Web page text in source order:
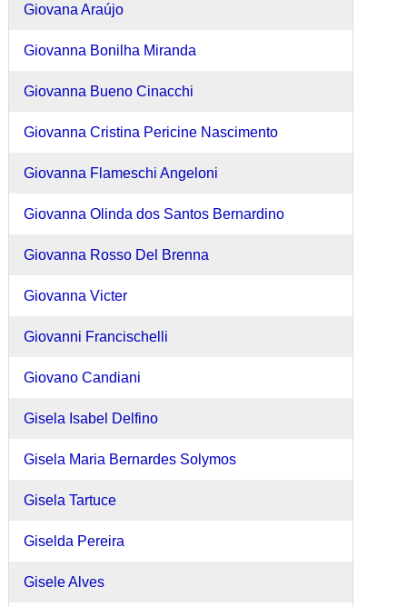
Giovana Araújo
Giovanna Bonilha Miranda
Giovanna Bueno Cinacchi
Giovanna Cristina Pericine Nascimento
Giovanna Flameschi Angeloni
Giovanna Olinda dos Santos Bernardino
Giovanna Rosso Del Brenna
Giovanna Victer
Giovanni Francischelli
Giovano Candiani
Gisela Isabel Delfino
Gisela Maria Bernardes Solymos
Gisela Tartuce
Giselda Pereira
Gisele Alves